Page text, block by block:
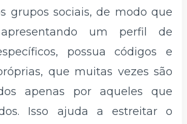
grupos sociais, de modo que
um perfil de
possua códigos e
que muitas vezes são
apenas por aqueles que
Isso ajuda a estreitar o